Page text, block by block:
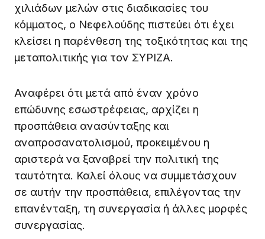
χιλιάδων μελών στις διαδικασίες του
κόμματος, ο Νεφελούδης πιστεύει ότι έχει
κλείσει η παρένθεση της τοξικότητας και της
μεταπολιτικής για τον ΣΥΡΙΖΑ.
Αναφέρει ότι μετά από έναν χρόνο
επώδυνης εσωστρέφειας, αρχίζει η
προσπάθεια ανασύνταξης και
αναπροσανατολισμού, προκειμένου η
αριστερά να ξαναβρεί την πολιτική της
ταυτότητα. Καλεί όλους να συμμετάσχουν
σε αυτήν την προσπάθεια, επιλέγοντας την
επανένταξη, τη συνεργασία ή άλλες μορφές
συνεργασίας.